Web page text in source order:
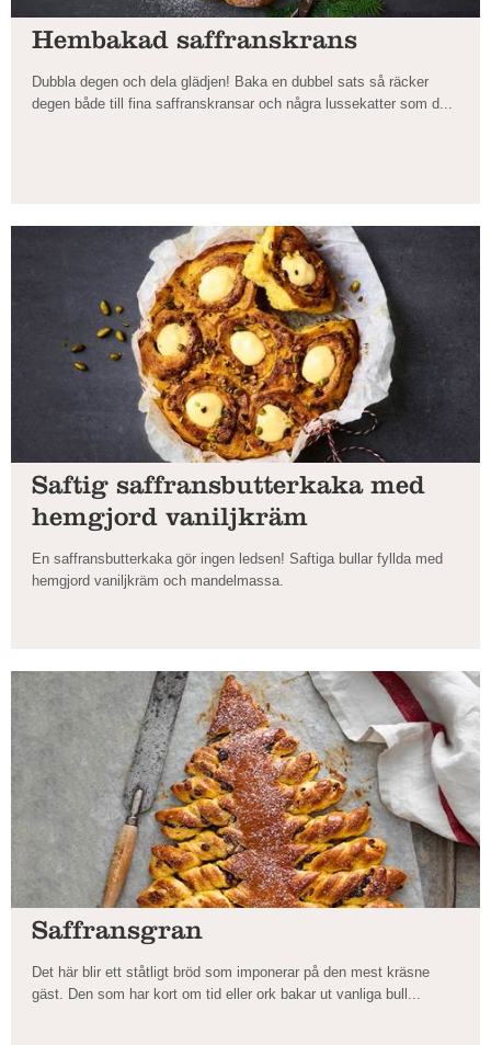
Hembakad saffranskrans
Dubbla degen och dela glädjen! Baka en dubbel sats så räcker
degen både till fina saffranskransar och några lussekatter som d...
Saftig saffransbutterkaka med
hemgjord vaniljkräm
En saffransbutterkaka gör ingen ledsen! Saftiga bullar fyllda med
hemgjord vaniljkräm och mandelmassa.
Saffransgran
Det här blir ett ståtligt bröd som imponerar på den mest kräsne
gäst. Den som har kort om tid eller ork bakar ut vanliga bull...